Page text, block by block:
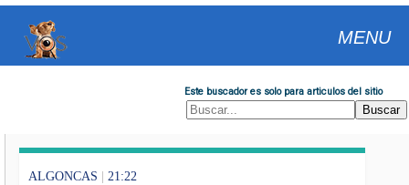
MENU
Este buscador es solo para articulos del sitio
ALGONCAS | 21:22